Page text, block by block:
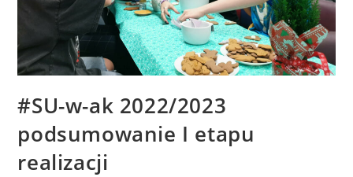
#SU-w-ak 2022/2023
podsumowanie I etapu
realizacji